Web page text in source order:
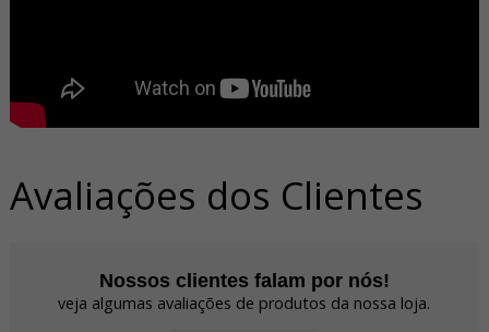
Avaliações dos Clientes
Nossos clientes falam por nós!
veja algumas avaliações de produtos da nossa loja.